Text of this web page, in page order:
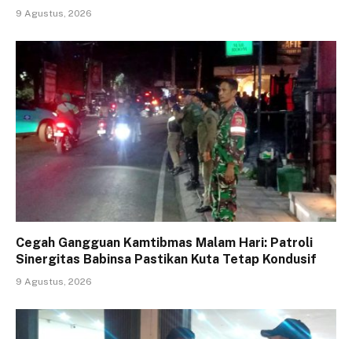
9 Agustus, 2026
Cegah Gangguan Kamtibmas Malam Hari: Patroli
Sinergitas Babinsa Pastikan Kuta Tetap Kondusif
9 Agustus, 2026